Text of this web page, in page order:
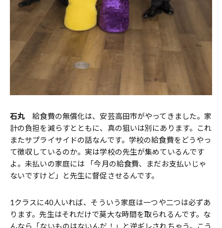
石丸 給食費の無償化は、安芸高田市がやってきました。家
計の負担を減らすとともに、真の狙いは別にあります。これ
またサプライサイドの話なんです。学校の給食費をどうやっ
て徴収しているのか。実は学校の先生が集めているんです
よ。未払いの家庭には 「今月の給食費、まだお支払いじゃ
ないですけど」と先生に督促させるんです。
1クラスに40人いれば、そういう家庭は一つや二つは必ずあ
ります。先生はそれだけで莫大な時間を取られるんです。な
んなら「ないものはないんだ！」と逆ギレされちゃう。こう